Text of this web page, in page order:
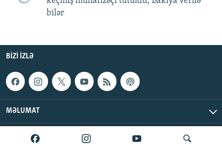
bilər
BIZI IZLƏ
MƏLUMAT
AzadlıqRadiosu © 2026 Inc. | Bütün hüquqlar qorunur